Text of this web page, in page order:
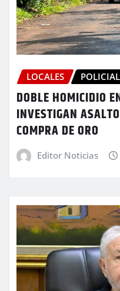
LOCALES
DOBLE HOMICIDIO
INVESTIGAN
COMPRA DE ORO
Editor Noticias